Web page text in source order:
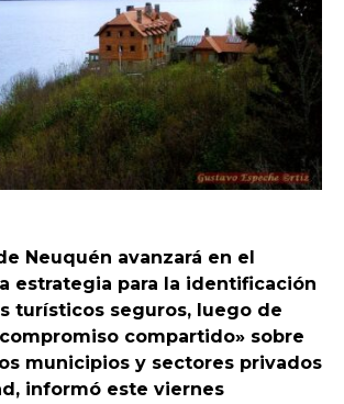
Neuquén avanzará en el
estrategia para la identificación
turísticos seguros, luego de
compartido» sobre
municipios y sectores privados
informó este viernes